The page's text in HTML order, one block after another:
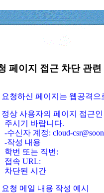
페이지 접근 차단 관
요청하신 페이지는 웹공격
정상 사용자의 페이지 접근
주시기 바랍니다.
-수신자 계정: cloud-
-작성 내용
학번 또는 직번:
접속 URL:
차단된 시간
요청 메일 내용 작성 예시